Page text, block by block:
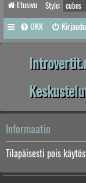
Etusivu Style:
UKK
Informaatio
Tilapäisesti pois